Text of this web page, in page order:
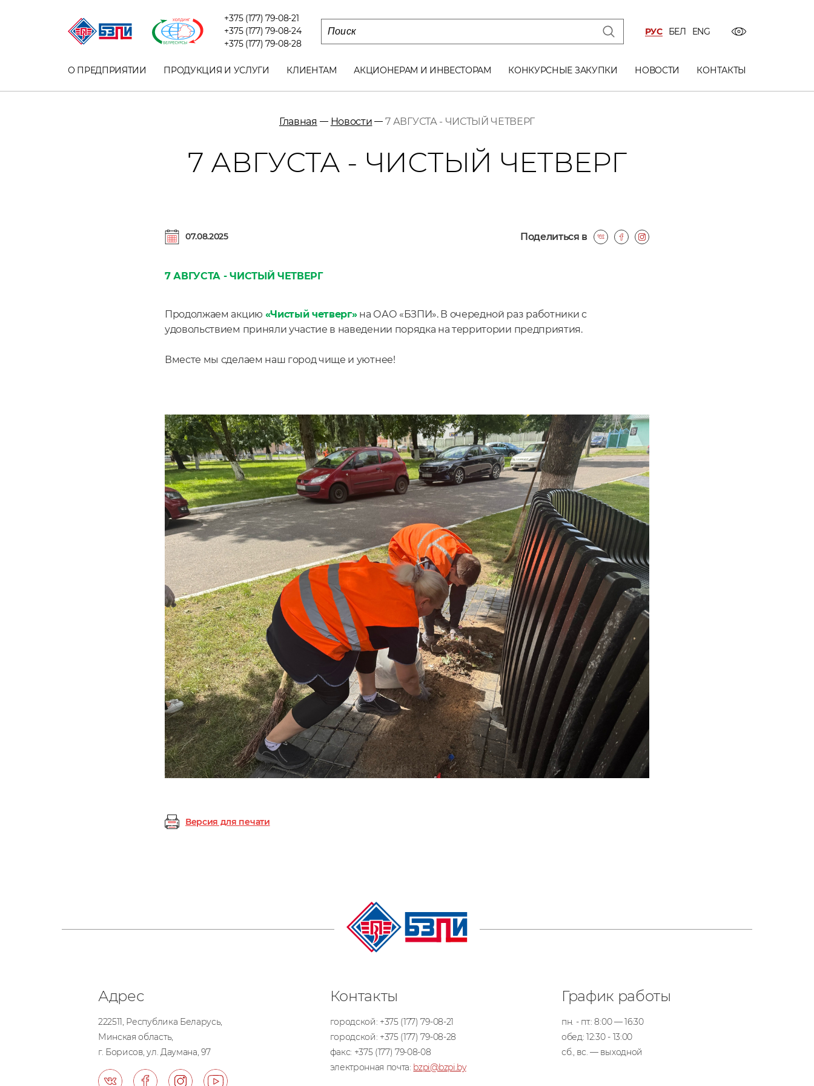
+375 (177) 79-08-21
+375 (177) 79-08-24
+375 (177) 79-08-28
РУС БЕЛ ENG
О ПРЕДПРИЯТИИ ПРОДУКЦИЯ И УСЛУГИ КЛИЕНТАМ АКЦИОНЕРАМ И ИНВЕСТОРАМ КОНКУРСНЫЕ ЗАКУПКИ НОВОСТИ КОНТАКТЫ
Главная Новости 7 АВГУСТА - ЧИСТЫЙ ЧЕТВЕРГ
7 АВГУСТА - ЧИСТЫЙ ЧЕТВЕРГ
07.08.2025 Поделиться в
7 АВГУСТА - ЧИСТЫЙ ЧЕТВЕРГ
Продолжаем акцию «Чистый четверг»на ОАО «БЗПИ». В очередной раз работники с
удовольствием приняли участие в наведении порядка на территории предприятия.
Вместе мы сделаем наш город чище и уютнее!
Версия для печати
Адрес
222511, Республика Беларусь,
Минская область,
г. Борисов, ул. Даумана, 97
Контакты
городской: +375 (177) 79-08-21
городской: +375 (177) 79-08-28
факс: +375 (177) 79-08-08
электронная почта: bzpi@bzpi.by
График работы
пн. - пт.: 8:00 — 16:30
обед: 12:30 - 13:00
сб., вс. — выходной